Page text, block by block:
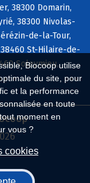
Biocoop utilise
du site, pour
et la performance
en toute
moment en
vous ?
cookies
38300 Domarin,
38300 Nivolas-
de-la-Tour,
St-Hilaire-de-
Soleymieu,